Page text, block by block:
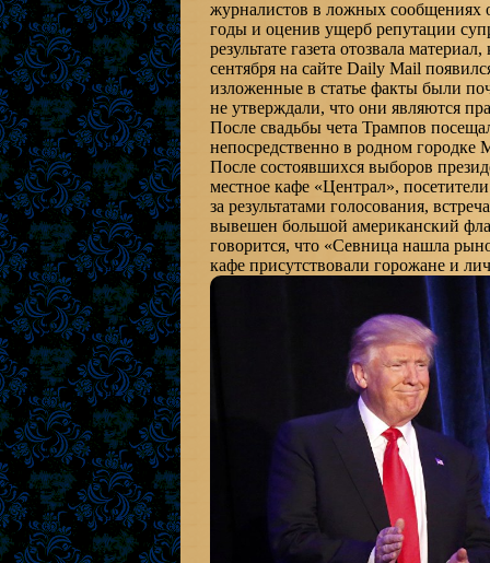
журналистов в ложных сообщениях
годы и оценив ущерб репутации
результате газета отозвала
сентября на сайте Daily Mail
изложенные в статье факты были
не утверждали, что они являются
После свадьбы чета Трампов
непосредственно в родном городке
После состоявшихся выборов
местное кафе «Централ»,
за результатами голосования,
вывешен большой американский
говорится, что «Севница нашла
кафе присутствовали горожане и